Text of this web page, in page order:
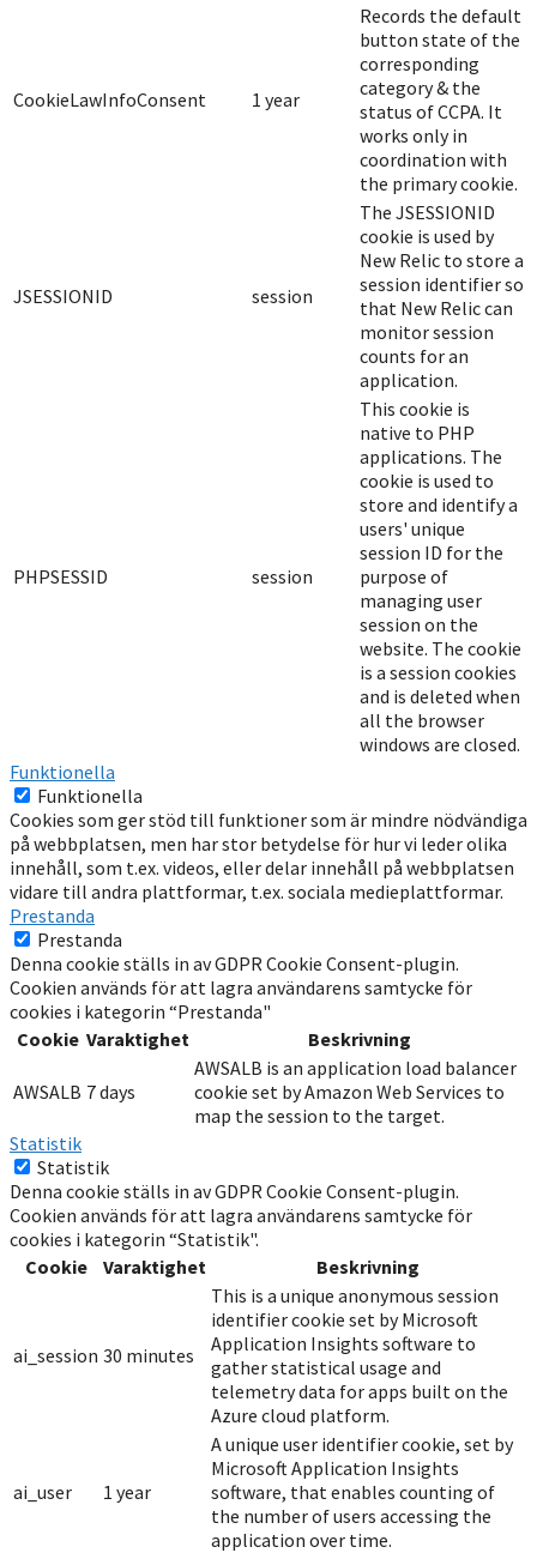
CookieLawInfoConsent 1 year
Records the default
button state of the
corresponding
category & the
status of CCPA. It
works only in
coordination with
the primary cookie.
JSESSIONID session
The JSESSIONID
cookie is used by
New Relic to store a
session identifier so
that New Relic can
monitor session
counts for an
application.
PHPSESSID session
This cookie is
native to PHP
applications. The
cookie is used to
store and identify a
users' unique
session ID for the
purpose of
managing user
session on the
website. The cookie
is a session cookies
and is deleted when
all the browser
windows are closed.
Funktionella
Funktionella
Cookies som ger stöd till funktioner som är mindre nödvändiga
på webbplatsen, men har stor betydelse för hur vi leder olika
innehåll, som t.ex. videos, eller delar innehåll på webbplatsen
vidare till andra plattformar, t.ex. sociala medieplattformar.
Prestanda
Prestanda
Denna cookie ställs in av GDPR Cookie Consent-plugin.
Cookien används för att lagra användarens samtycke för
cookies i kategorin “Prestanda"
Cookie Varaktighet Beskrivning
AWSALB 7 days
AWSALB is an application load balancer
cookie set by Amazon Web Services to
map the session to the target.
Statistik
Statistik
Denna cookie ställs in av GDPR Cookie Consent-plugin.
Cookien används för att lagra användarens samtycke för
cookies i kategorin “Statistik".
Cookie
Varaktighet Beskrivning
ai_session 30 minutes
This is a unique anonymous session
identifier cookie set by Microsoft
Application Insights software to
gather statistical usage and
telemetry data for apps built on the
Azure cloud platform.
ai_user 1 year
A unique user identifier cookie, set by
Microsoft Application Insights
software, that enables counting of
the number of users accessing the
application over time.